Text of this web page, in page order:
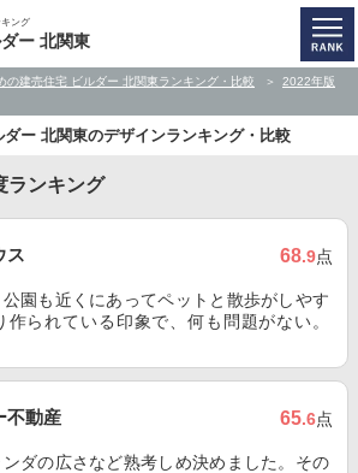
ング
ー 北関東
の建売住宅 ビルダー 北関東ランキング・比較
2022年版
ダー 北関東のデザインランキング・比較
ランキング
ス 68.9点
園も近くにあってペットと散歩がしやす
られている印象で、何も問題がない。
不動産 65.6点
ダの広さなど熟考しめ決めました。その